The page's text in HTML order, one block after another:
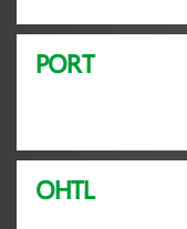
PORT
OHTL